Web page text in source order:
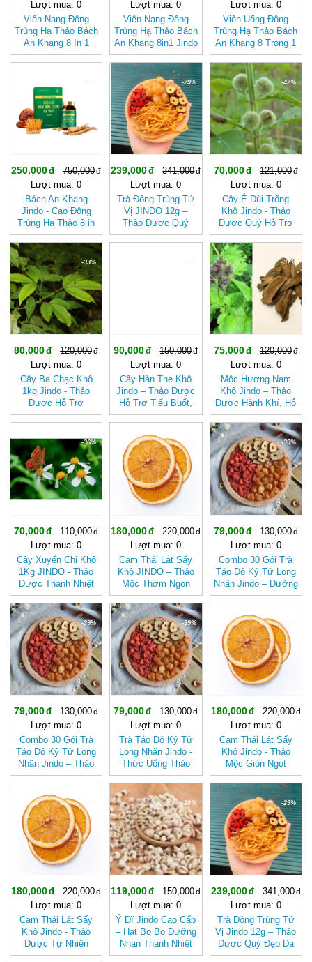
Lượt mua: 0
Viên Nang Đông
Trùng Hạ Thảo Bách
An Khang 8 In 1
Đậm Đặc Gấp 10
Lượt mua: 0
Viên Nang Đông
Trùng Hạ Thảo Bách
An Khang 8in1 Jindo
– Bí Quyết Khoẻ Từ
Bên Trong
Lượt mua: 0
Viên Uống Đông
Trùng Hạ Thảo Bách
An Khang 8 Trong 1
Jindo Hộp 30 Viên
250,000
750,000
Lượt mua: 0
Bách An Khang
Jindo - Cao Đông
Trùng Hạ Thảo 8 in
1 Đậm Đặc Gấp 10
Lần
-29%
239,000
341,000
Lượt mua: 0
Trà Đông Trùng Tứ
Vị JINDO 12g –
Thảo Dược Quý
Giúp Đẹp Da Ngủ
-42%
70,000
121,000
Lượt mua: 0
Cây É Dùi Trống
Khô Jindo - Thảo
Dược Quý Hỗ Trợ
Dinh Dưỡng Và Đề
Kháng
-33%
80,000
120,000
Lượt mua: 0
Cây Ba Chạc Khô
1kg Jindo - Thảo
Dược Hỗ Trợ
Xương Khớp Tự
90,000
150,000
Lượt mua: 0
Cây Hàn The Khô
Jindo – Thảo Dược
Hỗ Trợ Tiểu Buốt,
Ho Lao, Viêm Phế
-37%
75,000
120,000
Lượt mua: 0
Mộc Hương Nam
Khô Jindo – Thảo
Dược Hành Khí, Hỗ
Trợ Tiêu Hóa Tự
Nhiên
-36%
70,000
110,000
Lượt mua: 0
Cây Xuyến Chi Khô
1Kg JINDO - Thảo
Dược Thanh Nhiệt
Hỗ Trợ Tiêu Hóa Tự
Nhiên
-18%
180,000
220,000
Lượt mua: 0
Cam Thái Lát Sấy
Khô JINDO – Thảo
Mộc Thơm Ngon
Thượng Hạng
-39%
79,000
130,000
Lượt mua: 0
Combo 30 Gói Trà
Táo Đỏ Kỷ Tử Long
Nhãn Jindo – Dưỡng
Nhan Ngủ Ngon
-39%
79,000
130,000
Lượt mua: 0
Combo 30 Gói Trà
Táo Đỏ Kỷ Tử Long
Nhãn Jindo – Thảo
Dược Bồi Bổ
-39%
79,000
130,000
Lượt mua: 0
Trà Táo Đỏ Kỷ Tử
Long Nhãn Jindo -
Thức Uống Thảo
Dược Thanh Lọc
-18%
180,000
220,000
Lượt mua: 0
Cam Thái Lát Sấy
Khô Jindo - Thảo
Mộc Giòn Ngọt
Thượng Hạng
-18%
180,000
220,000
Lượt mua: 0
Cam Thái Lát Sấy
Khô Jindo - Thảo
Dược Tự Nhiên
Thanh Mát, Giàu
-20%
119,000
150,000
Lượt mua: 0
Ý Dĩ Jindo Cao Cấp
– Hạt Bo Bo Dưỡng
Nhan Thanh Nhiệt
Tự Nhiên
-29%
239,000
341,000
Lượt mua: 0
Trà Đông Trùng Tứ
Vị Jindo 12g – Thảo
Dược Quý Đẹp Da
Khỏe Người